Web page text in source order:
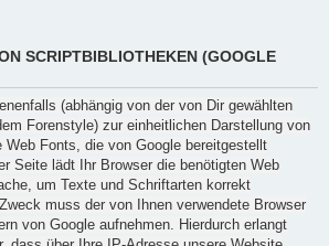
SCRIPTBIBLIOTHEKEN (GOOGLE
(abhängig von der von Dir gewählten
Forenstyle) zur einheitlichen Darstellung von
Web Fonts, die von Google bereitgestellt
Seite lädt Ihr Browser die benötigten Web
um Texte und Schriftarten korrekt
muss der von Ihnen verwendete Browser
von Google aufnehmen. Hierdurch erlangt